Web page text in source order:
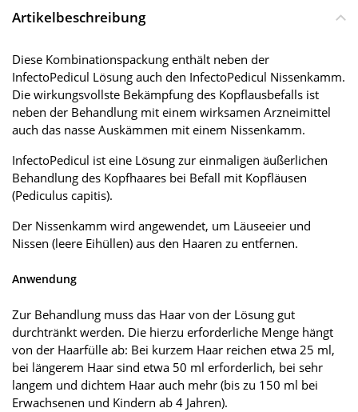
Artikelbeschreibung
Diese Kombinationspackung enthält neben der
InfectoPedicul Lösung auch den InfectoPedicul Nissenkamm.
Die wirkungsvollste Bekämpfung des Kopflausbefalls ist
neben der Behandlung mit einem wirksamen Arzneimittel
auch das nasse Auskämmen mit einem Nissenkamm.
InfectoPedicul ist eine Lösung zur einmaligen äußerlichen
Behandlung des Kopfhaares bei Befall mit Kopfläusen
(Pediculus capitis).
Der Nissenkamm wird angewendet, um Läuseeier und
Nissen (leere Eihüllen) aus den Haaren zu entfernen.
Anwendung
Zur Behandlung muss das Haar von der Lösung gut
durchtränkt werden. Die hierzu erforderliche Menge hängt
von der Haarfülle ab: Bei kurzem Haar reichen etwa 25 ml,
bei längerem Haar sind etwa 50 ml erforderlich, bei sehr
langem und dichtem Haar auch mehr (bis zu 150 ml bei
Erwachsenen und Kindern ab 4 Jahren).